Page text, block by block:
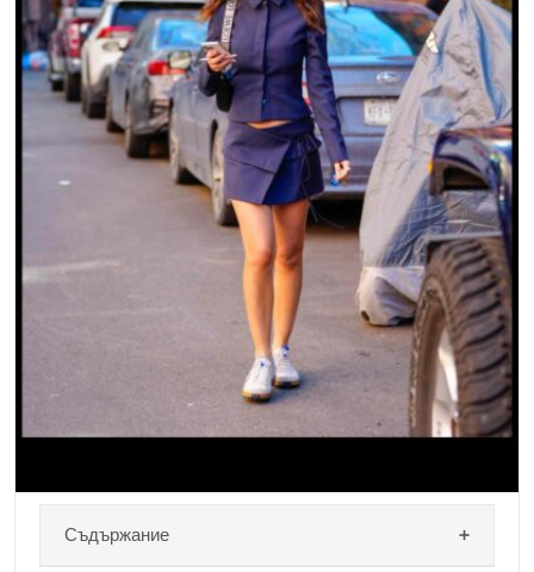
концепции за облекло и насоки методи за
създадете импровизиран шикозен екстериор един
от тези с ограничен ценови диапазон. Небрежният
елегантен е на предпочитание, който е
едновременно с класен и отпуснат. Супер е за
всеки ден спортен, обаче трябва ще можем ли се
облича и за по-официални събития. Яростта в
съответствие с звездите е отличен снабдяване […]
Съдържание